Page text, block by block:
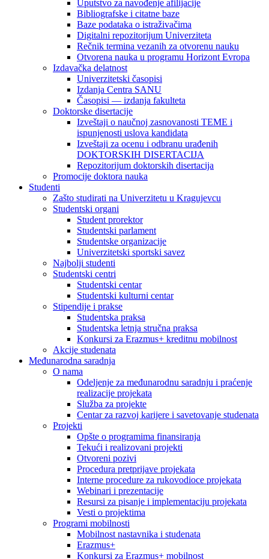
Uputstvo za navođenje afilijacije
Bibliografske i citatne baze
Baze podataka o istraživačima
Digitalni repozitorijum Univerziteta
Rečnik termina vezanih za otvorenu nauku
Otvorena nauka u programu Horizont Evropa
Izdavačka delatnost
Univerzitetski časopisi
Izdanja Centra SANU
Časopisi — izdanja fakulteta
Doktorske disertacije
Izveštaji o naučnoj zasnovanosti TEME i
ispunjenosti uslova kandidata
Izveštaji za ocenu i odbranu urađenih
DOKTORSKIH DISERTACIJA
Repozitorijum doktorskih disertacija
Promocije doktora nauka
Studenti
Zašto studirati na Univerzitetu u Kragujevcu
Studentski organi
Student prorektor
Studentski parlament
Studentske organizacije
Univerzitetski sportski savez
Najbolji studenti
Studentski centri
Studentski centar
Studentski kulturni centar
Stipendije i prakse
Studentska praksa
Studentska letnja stručna praksa
Konkursi za Erazmus+ kreditnu mobilnost
Akcije studenata
Međunarodna saradnja
O nama
Odeljenje za međunarodnu saradnju i praćenje
realizacije projekata
Služba za projekte
Centar za razvoj karijere i savetovanje studenata
Projekti
Opšte o programima finansiranja
Tekući i realizovani projekti
Otvoreni pozivi
Procedura pretprijave projekata
Interne procedure za rukovodioce projekata
Webinari i prezentacije
Resursi za pisanje i implementaciju projekata
Vesti o projektima
Programi mobilnosti
Mobilnost nastavnika i studenata
Erazmus+
Konkursi za Erazmus+ mobilnost